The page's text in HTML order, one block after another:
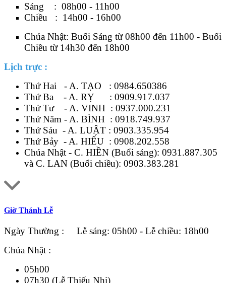
Sáng : 08h00 - 11h00
Chiều : 14h00 - 16h00
Chúa Nhật: Buổi Sáng từ 08h00 đến 11h00 - Buổi
Chiều từ 14h30 đến 18h00
Lịch trực :
Thứ Hai - A. TẠO : 0984.650386
Thứ Ba - A. RỴ : 0909.917.037
Thứ Tư - A. VINH : 0937.000.231
Thứ Năm - A. BÌNH : 0918.749.937
Thứ Sáu - A. LUẬT : 0903.335.954
Thứ Bảy - A. HIẾU : 0908.202.558
Chúa Nhật - C. HIỀN (Buổi sáng): 0931.887.305
và C. LAN (Buổi chiều): 0903.383.281
Giờ Thánh Lễ
Ngày Thường : Lễ sáng: 05h00 - Lễ chiều: 18h00
Chúa Nhật :
05h00
07h30 (Lễ Thiếu Nhi)